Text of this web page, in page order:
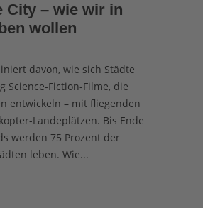
City – wie wir in
wollen
davon, wie sich Städte
Science-Fiction-Filme, die
entwickeln – mit fliegenden
Landeplätzen. Bis Ende
werden 75 Prozent der
leben. Wie...